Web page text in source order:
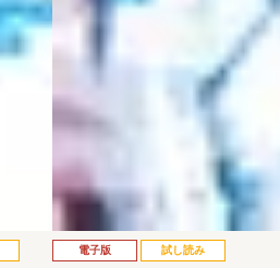
電子版 試し読み